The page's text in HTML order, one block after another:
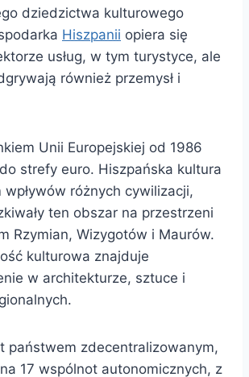
dziedzictwa kulturowego
Hiszpanii opiera się
usług, w tym turystyce, ale
również przemysł i
Unii Europejskiej od 1986
strefy euro. Hiszpańska kultura
różnych cywilizacji,
ten obszar na przestrzeni
Rzymian, Wizygotów i Maurów.
kulturowa znajduje
w architekturze, sztuce i
państwem zdecentralizowanym,
17 wspólnot autonomicznych, z